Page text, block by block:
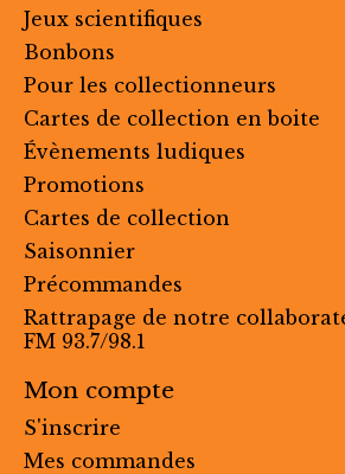
Jeux scientifiques
Bonbons
Pour les collectionneurs
Cartes de collection en boite
Évènements ludiques
Promotions
Cartes de collection
Saisonnier
Précommandes
Rattrapage de notre
FM 93.7/98.1
Mon compte
S'inscrire
Mes commandes